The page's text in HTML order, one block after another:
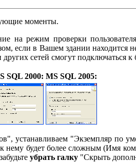
моменты.
на режим проверки
если в Вашем здании находится
сетей смогут подключаться к
SQL 2000: MS SQL 2005:
устанавливаем "Экземпляр по
нему будет более сложным (Имя
убрать галку "Скрыть